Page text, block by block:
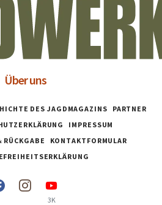
Über uns
DES JAGDMAGAZINS
PARTNER
IMPRESSUM
RÜCKGABE
KONTAKTFORMULAR
3K